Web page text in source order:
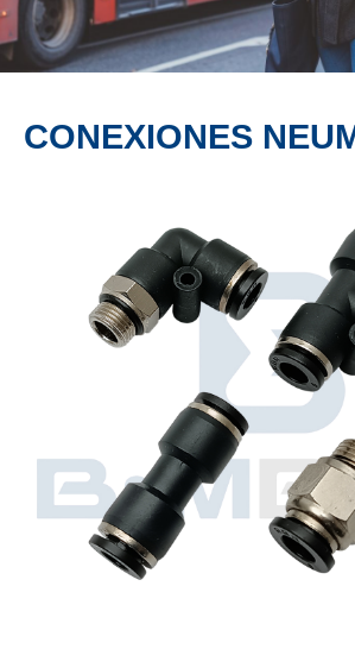
PRODUCTO
CONEXIONES